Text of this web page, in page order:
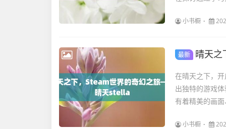
小书橱
最新 晴天
在晴天之下，
出独特的游戏
有着精美的画
小书橱